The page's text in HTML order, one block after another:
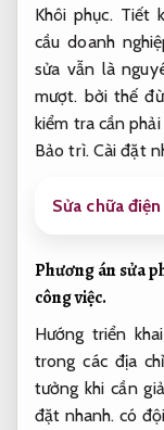
Khôi phục. Tiết
cầu doanh
sửa vẫn là
mượt. bởi thế
kiểm tra cần phải
Bảo trì. Cài đặt
Sửa chữa
Phương án sửa
công việc.
Hướng triển
trong các địa
tưởng khi cần
đặt nhanh. có